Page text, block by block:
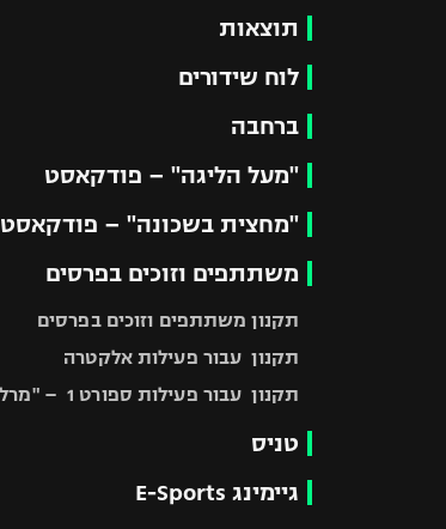
תוצאות
לוח שידורים
ברחבה
"מעל הליגה" – פודקאסט
"מחצית בשכונה" – פודקאסט
משתתפים וזוכים בפרסים
תקנון משתתפים וזוכים בפרסים
תקנון עבור פעילות אלקטרה
תקנון עבור פעילות ספורט 1 – "מרלן"
טניס
גיימינג E-Sports